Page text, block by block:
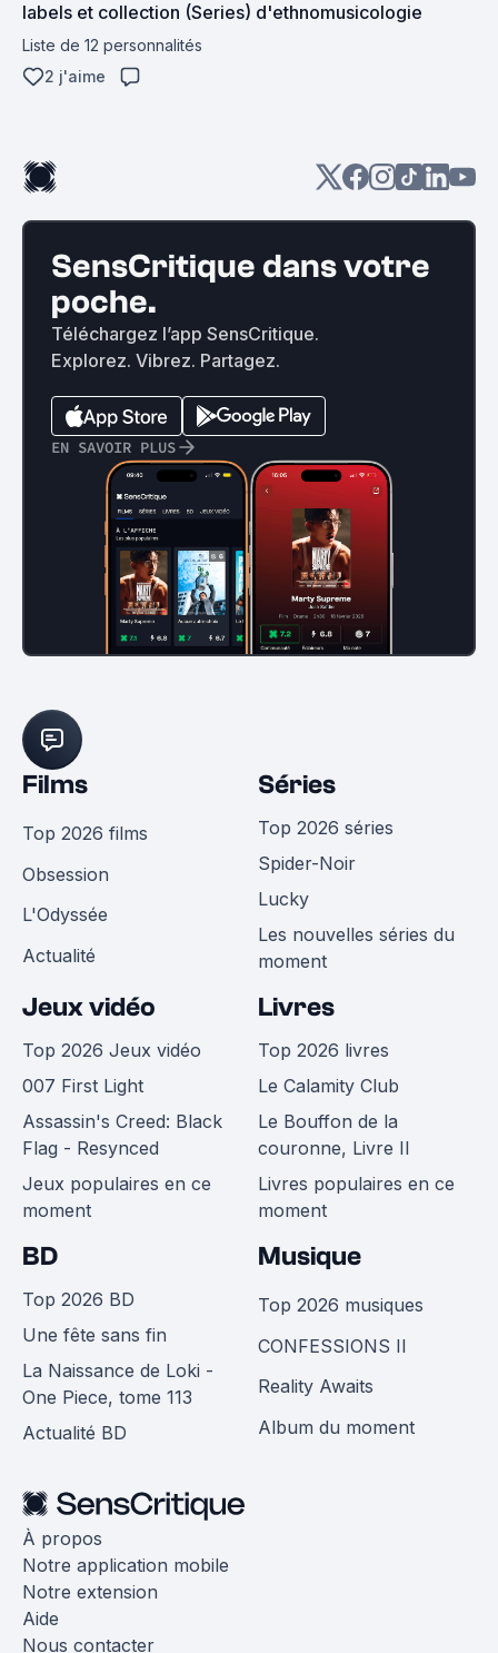
labels et collection (Series) d'ethnomusicologie
Liste de 12 personnalités
2 j'aime
SensCritique dans votre
poche.
Téléchargez l’app SensCritique.
Explorez. Vibrez. Partagez.
EN SAVOIR PLUS
Films
Top 2026 films
Obsession
L'Odyssée
Actualité
Séries
Top 2026 séries
Spider-Noir
Lucky
Les nouvelles séries du
moment
Jeux vidéo
Top 2026 Jeux vidéo
007 First Light
Assassin's Creed: Black
Flag - Resynced
Jeux populaires en ce
moment
Livres
Top 2026 livres
Le Calamity Club
Le Bouffon de la
couronne, Livre II
Livres populaires en ce
moment
BD
Top 2026 BD
Une fête sans fin
La Naissance de Loki -
One Piece, tome 113
Actualité BD
Musique
Top 2026 musiques
CONFESSIONS II
Reality Awaits
Album du moment
À propos
Notre application mobile
Notre extension
Aide
Nous contacter